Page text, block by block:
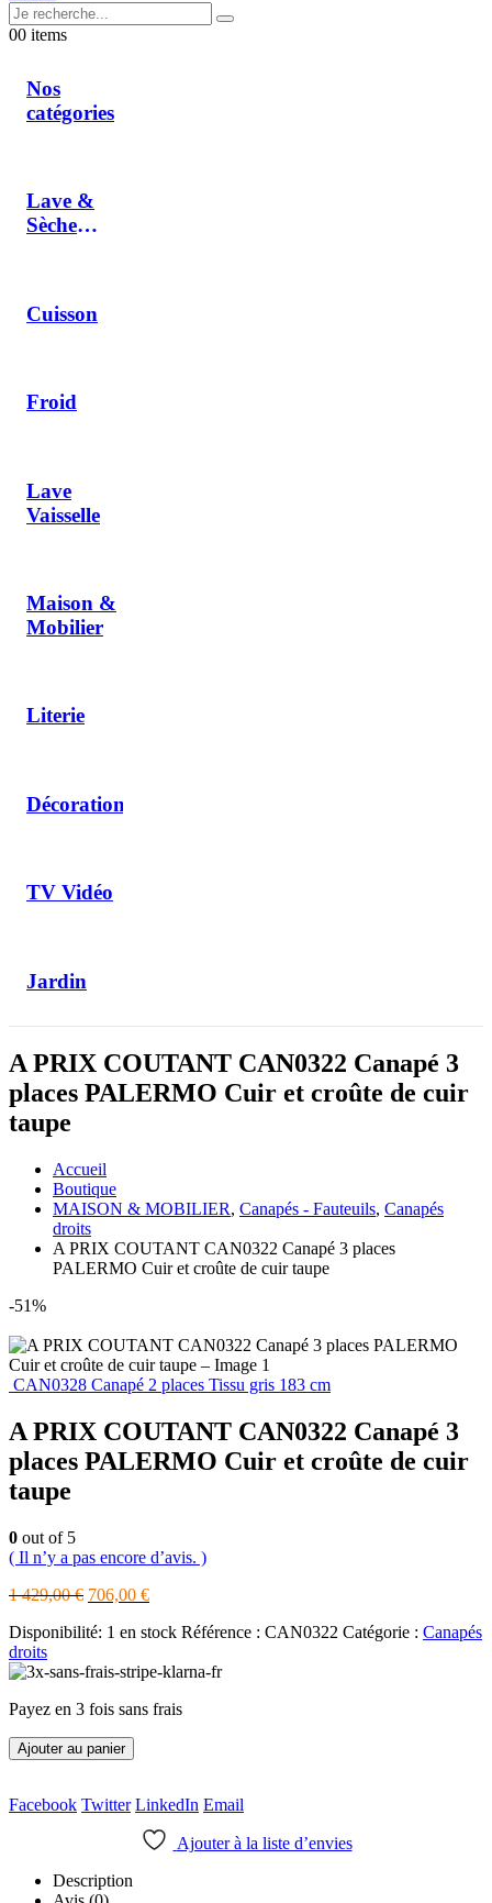
00 items
Nos
catégories
Lave &
Sèche
Cuisson
Froid
Lave
Vaisselle
Maison &
Mobilier
Literie
Décoration
TV Vidéo
Jardin
A PRIX COUTANT CAN0322 Canapé 3
places PALERMO Cuir et croûte de cuir
taupe
Accueil
Boutique
MAISON & MOBILIER, Canapés - Fauteuils, Canapés
droits
A PRIX COUTANT CAN0322 Canapé 3 places
PALERMO Cuir et croûte de cuir taupe
-51%
CAN0328 Canapé 2 places Tissu gris 183 cm
A PRIX COUTANT CAN0322 Canapé 3
places PALERMO Cuir et croûte de cuir
taupe
0 out of 5
( Il n’y a pas encore d’avis. )
1 429,00€ Le
initial
1
706,00 €Le
actuel
706,00 €.
Disponibilité: 1 en stock Référence : CAN0322 Catégorie : Canapés
droits
Payez en 3 fois sans frais
Ajouter au panier
Facebook Twitter LinkedIn Email
Ajouter à la liste d’envies
Description